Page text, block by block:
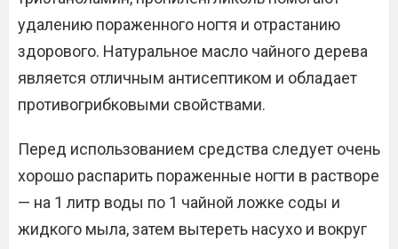
удалению пораженного ногтя и отрастанию
здорового. Натуральное масло чайного дерева
является отличным антисептиком и обладает
противогрибковыми свойствами.
Перед использованием средства следует очень
хорошо распарить пораженные ногти в растворе
— на 1 литр воды по 1 чайной ложке соды и
жидкого мыла, затем вытереть насухо и вокруг